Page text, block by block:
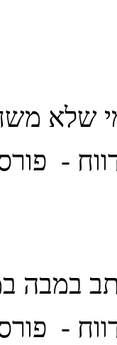
שלא
- פורסם
במבה
- פורסם